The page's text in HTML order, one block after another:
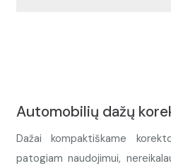
Automobilių dažų
Dažai kompaktiškame
patogiam naudojimui,